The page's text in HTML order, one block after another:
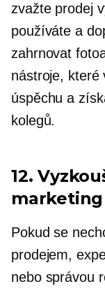
zvažte prodej
používáte a
zahrnovat
nástroje, které
úspěchu a
kolegů.
12.
marketing
Pokud se
prodejem,
nebo správou